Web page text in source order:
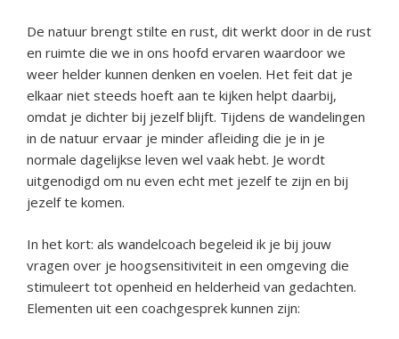
De natuur brengt stilte en rust, dit werkt door in de rust
en ruimte die we in ons hoofd ervaren waardoor we
weer helder kunnen denken en voelen. Het feit dat je
elkaar niet steeds hoeft aan te kijken helpt daarbij,
omdat je dichter bij jezelf blijft. Tijdens de wandelingen
in de natuur ervaar je minder afleiding die je in je
normale dagelijkse leven wel vaak hebt. Je wordt
uitgenodigd om nu even echt met jezelf te zijn en bij
jezelf te komen.
In het kort: als wandelcoach begeleid ik je bij jouw
vragen over je hoogsensitiviteit in een omgeving die
stimuleert tot openheid en helderheid van gedachten.
Elementen uit een coachgesprek kunnen zijn: